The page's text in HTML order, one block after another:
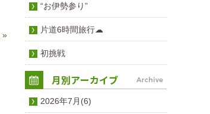
»
“お伊勢参り”
片道6時間旅行☁
初挑戦
2026年7月(6)